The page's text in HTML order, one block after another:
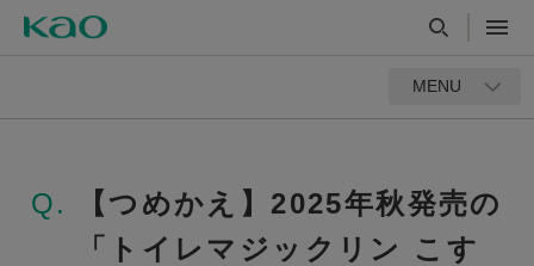
MENU
Q.
【つめかえ】2025年秋発売の
「トイレマジックリン こす